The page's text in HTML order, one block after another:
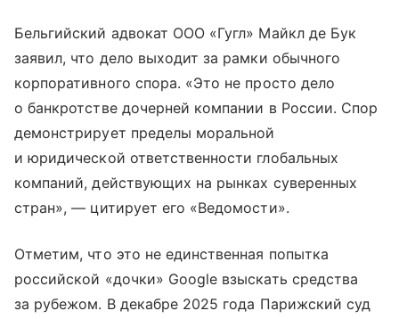
Бельгийский адвокат ООО «Гугл» Майкл де Бук
заявил, что дело выходит за рамки обычного
корпоративного спора. «Это не просто дело
о банкротстве дочерней компании в России. Спор
демонстрирует пределы моральной
и юридической ответственности глобальных
компаний, действующих на рынках суверенных
стран», — цитирует его «Ведомости».
Отметим, что это не единственная попытка
российской «дочки» Google взыскать средства
за рубежом. В декабре 2025 года Парижский суд